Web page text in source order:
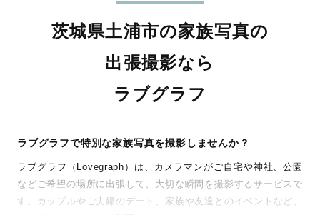
茨城県土浦市の家族写真の
出張撮影なら
ラブグラフ
ラブグラフで特別な家族写真を撮影しませんか？
ラブグラフ（Lovegraph）は、カメラマンがご自宅や神社、公園
などご希望の場所に出張して、大切な瞬間を撮影するサービスで
す。カップルやご夫婦のデート、家族や友達とのイベントなど、